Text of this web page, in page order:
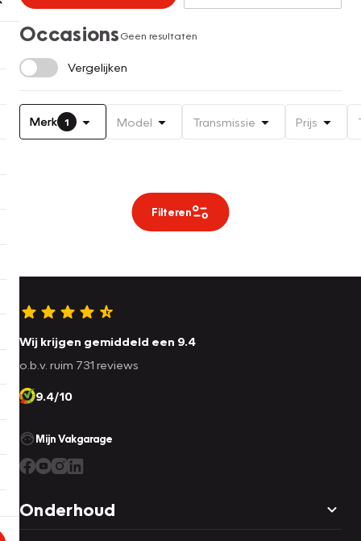
OccasionsGeen resultaten
Vergelijken
Merk 1 Model Transmissie Prijs
Filteren
Wij krijgen gemiddeld een 9.4
o.b.v. ruim 731 reviews
9.4/10
Mijn Vakgarage
Onderhoud